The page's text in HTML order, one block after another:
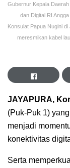
Gubernur Kepala
dan Digital RI
Konsulat Papua Nugini
meresmikan kabel
JAYAPURA,
(Puk-Puk 1)
menjadi
konektivitas
Serta